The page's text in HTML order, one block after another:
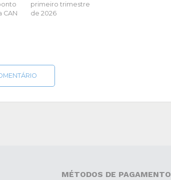
CAN
primeiro trimestre
de 2026
MÉTODOS DE PAGAMENTO